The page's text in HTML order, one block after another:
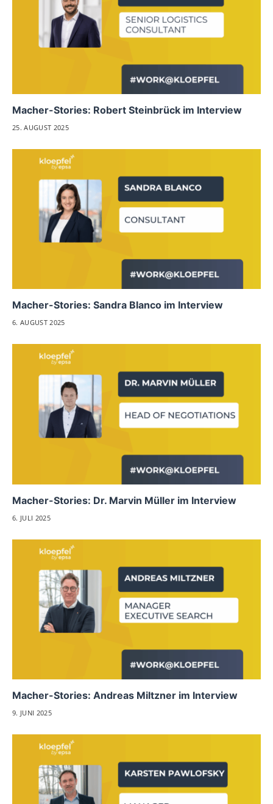
Macher-Stories: Robert Steinbrück im Interview
25. AUGUST 2025
Macher-Stories: Sandra Blanco im Interview
6. AUGUST 2025
Macher-Stories: Dr. Marvin Müller im Interview
6. JULI 2025
Macher-Stories: Andreas Miltzner im Interview
9. JUNI 2025